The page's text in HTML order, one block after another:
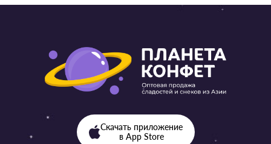
Скачать приложение
в App Store